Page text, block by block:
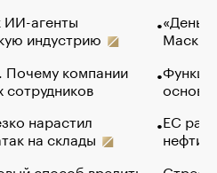
ИИ-агенты
индустрию
Почему компании
сотрудников
нарастил
на склады
Маск в
основ
ЕС
нефти